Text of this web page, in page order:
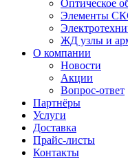
Оптическое
Элементы
ЖД узлы и
О компании
Новости
Акции
Вопрос-ответ
Партнёры
Услуги
Доставка
Прайс-листы
Контакты